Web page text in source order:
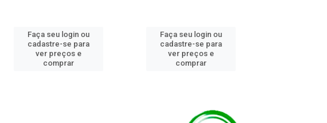
Faça seu login ou
cadastre-se para
ver preços e
comprar
Faça seu login ou
cadastre-se para
ver preços e
comprar